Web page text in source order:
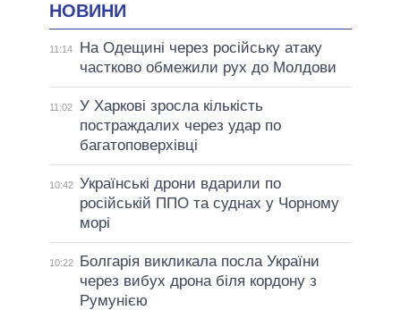
НОВИНИ
11:14
На Одещині через російську атаку
частково обмежили рух до Молдови
11:02
У Харкові зросла кількість
постраждалих через удар по
багатоповерхівці
10:42 Українські дрони вдарили по
російській ППО та суднах у Чорному
морі
10:22
Болгарія викликала посла України
через вибух дрона біля кордону з
Румунією